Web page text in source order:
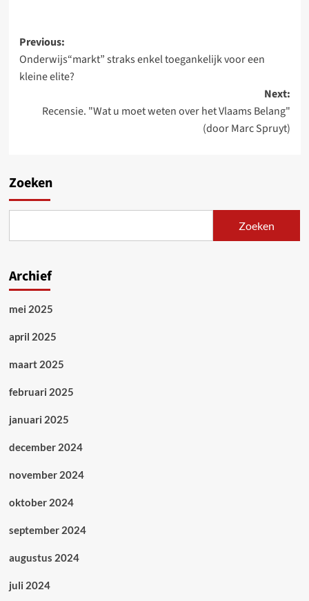
Post
navigation
Previous:
Onderwijs“markt” straks enkel toegankelijk voor een
kleine elite?
Next:
Recensie. "Wat u moet weten over het Vlaams Belang"
(door Marc Spruyt)
Zoeken
Zoeken
Archief
mei 2025
april 2025
maart 2025
februari 2025
januari 2025
december 2024
november 2024
oktober 2024
september 2024
augustus 2024
juli 2024